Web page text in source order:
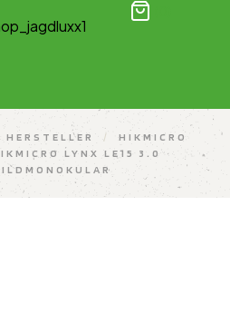
HERSTELLER /
HIKMICRO
LYNX LE15 3.0